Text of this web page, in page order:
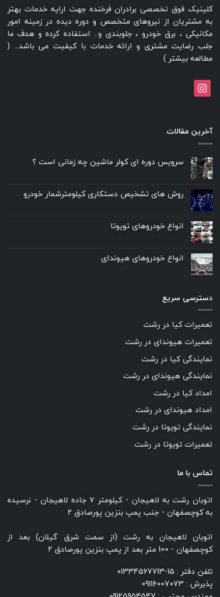
کلینیک فوق تخصصی برادران فرخنده جهت ارایه خدمات بهتر
به مشتریان از نیروهای متخصص و دوره دیده در زمینه امور
مکانیکی ، برق خودرو ، جلوبندی و... استفاده کرده و هدف ما
جلب رضایت مشتری و ارائه خدمات با کیفیت می باشد... (
مطالعه بیشتر )
instagram
آخرین مقالات
سرویس دوره ای کولر ماشین چه زمانی است ؟
روش های تشخیص دستکاری کیلومترشمار خودرو
انواع خودروهای تویوتا
انواع خودروهای هیوندای
دسترسی سریع
تعمیرات کیا در رشت
تعمیرات هیوندای در رشت
نمایندگی کیا در رشت
نمایندگی هیوندای در رشت
امداد کیا در رشت
امداد هیوندای در رشت
نمایندگی تویوتا در رشت
تعمیرات تویوتا در رشت
تماس با ما
اتوبان رشت به لاهیجان - کیلومتر ۷ جاده لاهیجان - نرسیده
به کوچصفهان - جنب پمپ بنزین پورصادق ۲
اتوبان لاهیجان به رشت (از سمت شرق گیلان) بعد از
کوچصفهان - 100 متر بعد از پمپ بنزین پورصادق ۲
تلفن دفتر : 15-01334567713
پذیرش : 09116007073